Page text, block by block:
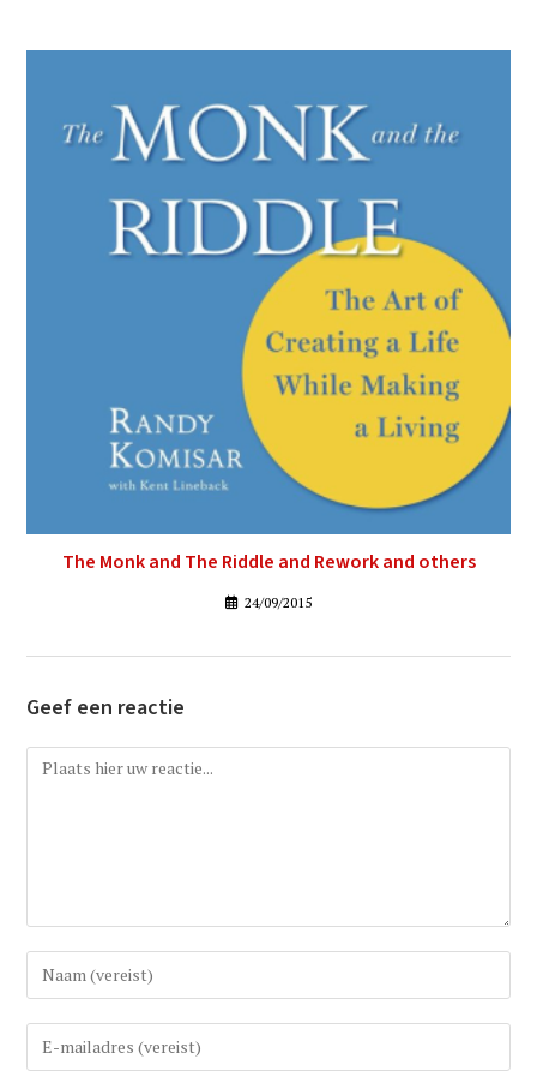
The Monk and The Riddle and Rework and others
24/09/2015
Geef een reactie
Reactie
Vul
uw
(gebruikers)naam
Vul
uw